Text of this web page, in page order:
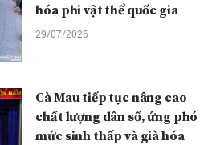
hóa phi vật thể quốc gia
29/07/2026
Cà Mau tiếp tục nâng cao
chất lượng dân số, ứng phó
mức sinh thấp và già hóa